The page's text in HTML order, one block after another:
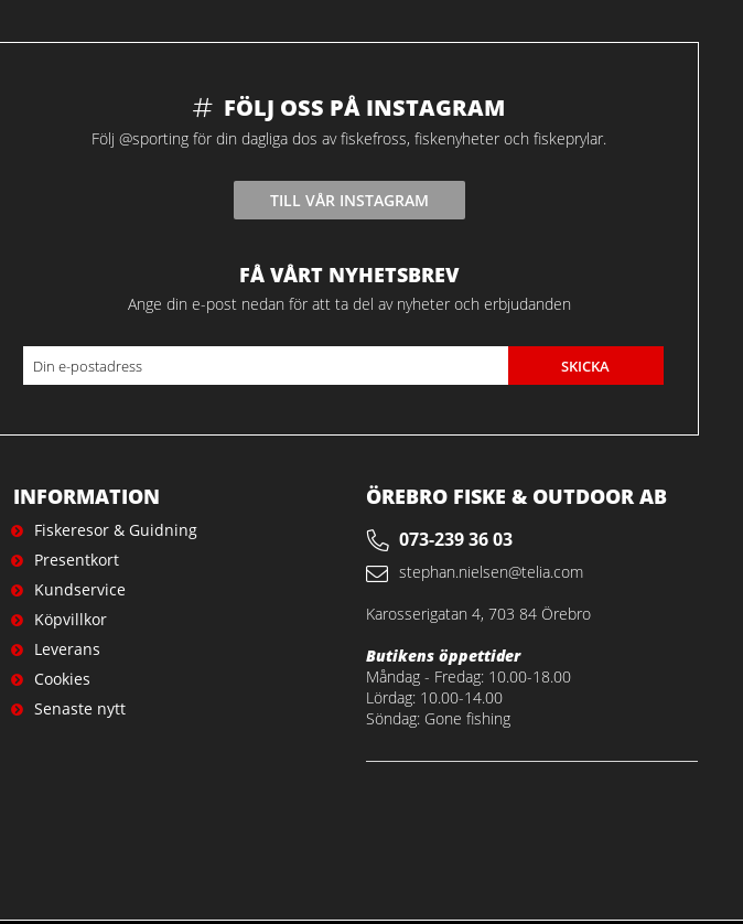
FÖLJ OSS PÅ INSTAGRAM
Följ @sporting för din dagliga dos av fiskefross, fiskenyheter och fiskeprylar.
TILL VÅR INSTAGRAM
FÅ VÅRT NYHETSBREV
Ange din e-post nedan för att ta del av nyheter och erbjudanden
SKICKA
INFORMATION
Fiskeresor & Guidning
Presentkort
Kundservice
Köpvillkor
Leverans
Cookies
Senaste nytt
ÖREBRO FISKE & OUTDOOR AB
073-239 36 03
stephan.nielsen@telia.com
Karosserigatan 4, 703 84 Örebro
Butikens öppettider
Måndag - Fredag: 10.00-18.00
Lördag: 10.00-14.00
Söndag: Gone fishing